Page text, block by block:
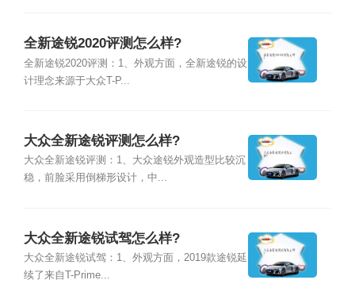
全新途锐2020评测怎么样?
全新途锐2020评测：1、外观方面，全新途锐的设
计理念来源于大众T-P...
大众全新途锐评测怎么样?
大众全新途锐评测：1、大众途锐外观造型比较沉
稳，前脸采用倒梯形设计，中...
大众全新途锐试驾怎么样?
大众全新途锐试驾：1、外观方面，2019款途锐延
续了来自T-Prime...